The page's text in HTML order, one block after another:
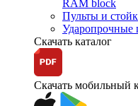
RAM block
Пульты и
Ударопрочные
Скачать каталог
Скачать мобильный